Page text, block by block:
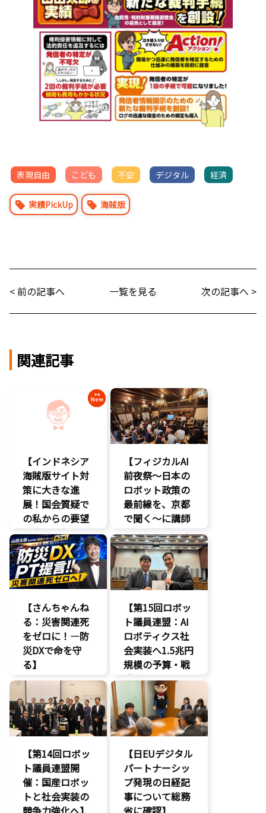
表現自由 こども 不安 デジタル 経済
実績PickUp 海賊版
< 前の記事へ 一覧を見る 次の記事へ >
関連記事
【インドネシア
海賊版サイト対
策に大きな進
展！国会質疑で
の私からの要望
に応え、三谷法
務副大臣がイン
ドネシア法務副
大臣に運営……
エンタメ産業
促進
デジタル著作
権
国会質疑
経済政策
著作権
【フィジカルAI
前夜祭～日本の
ロボット政策の
最前線を、京都
で聞く～に講師
として登壇。会
場は満員御礼、
絶えない人の出
入りと……
AI
【さんちゃんね
る：災害関連死
をゼロに！―防
災DXで命を守
る】
DX
命を守る
防災
【第15回ロボッ
ト議員連盟：AI
ロボティクス社
会実装へ1.5兆円
規模の予算・戦
略提言】
AI
最先端技術
経済政策
製造業
議員連盟
【第14回ロボッ
ト議員連盟開
催：国産ロボッ
トと社会実装の
【日EUデジタル
パートナーシッ
プ発現の日経記
事について総務